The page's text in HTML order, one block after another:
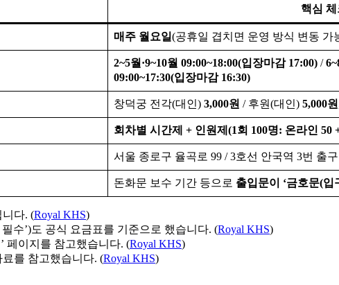
핵심 체
매주 월요일(공휴일 겹치면 운영 방식 변동 가
2~5월·9~10월 09:00~18:00(입장마감 17:00) /
09:00~17:30(입장마감 16:30)
창덕궁 전각(대인) 3,000원 / 후원(대인) 5,000원
회차별 시간제 + 인원제(1회 100명: 온라인 50
서울 종로구 율곡로 99 / 3호선 안국역 3번 출
돈화문 보수 기간 등으로 출입문이 ‘금호문(입
다. (Royal KHS)
수’)도 공식 요금표를 기준으로 했습니다. (Royal KHS)
페이지를 참고했습니다. (Royal KHS)
를 참고했습니다. (Royal KHS)